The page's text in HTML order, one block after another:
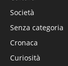
Società
Senza categoria
Cronaca
Curiosità